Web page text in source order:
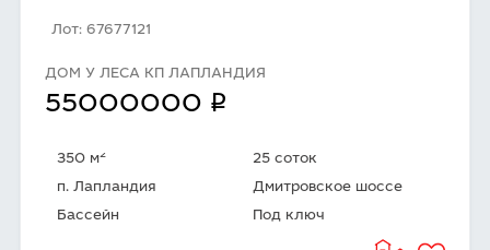
Лот: 67677121
ДОМ У ЛЕСА КП ЛАПЛАНДИЯ
55000000 q
350 м2
25 соток
п. Лапландия
Дмитровское шоссе
Бассейн
Под ключ